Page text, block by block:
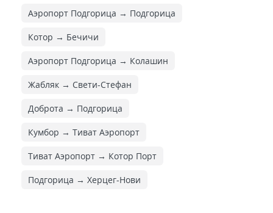
Аэропорт Подгорица → Подгорица
Котор → Бечичи
Аэропорт Подгорица → Колашин
Жабляк → Свети-Стефан
Доброта → Подгорица
Кумбор → Тиват Аэропорт
Тиват Аэропорт → Котор Порт
Подгорица → Херцег-Нови